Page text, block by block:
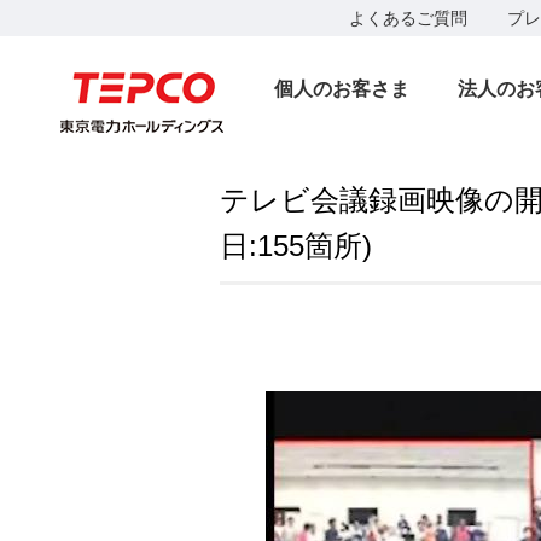
よくあるご質問 プ
個人のお客さま 法人のお
テレビ会議録画映像の
日:155箇所)